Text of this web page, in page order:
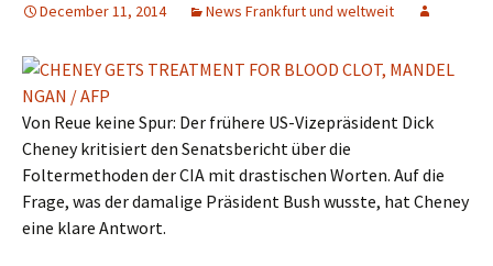
December 11, 2014 News Frankfurt und weltweit
Von Reue keine Spur: Der frühere US-Vizepräsident Dick
Cheney kritisiert den Senatsbericht über die
Foltermethoden der CIA mit drastischen Worten. Auf die
Frage, was der damalige Präsident Bush wusste, hat Cheney
eine klare Antwort.